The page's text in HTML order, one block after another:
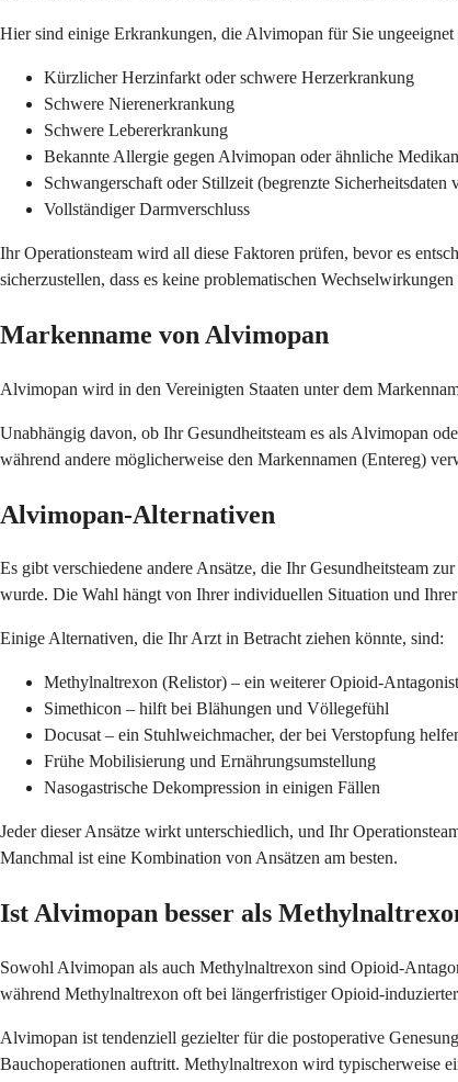
Hier sind einige Erkrankungen, die Alvimopan für Sie ungeeignet
Kürzlicher Herzinfarkt oder schwere Herzerkrankung
Schwere Nierenerkrankung
Schwere Lebererkrankung
Bekannte Allergie gegen Alvimopan oder ähnliche
Schwangerschaft oder Stillzeit (begrenzte Sicherheitsdaten
Vollständiger Darmverschluss
Ihr Operationsteam wird all diese Faktoren prüfen, bevor es
sicherzustellen, dass es keine problematischen Wechselwirkungen
Markenname von Alvimopan
Alvimopan wird in den Vereinigten Staaten unter dem
Unabhängig davon, ob Ihr Gesundheitsteam es als Alvimopan
während andere möglicherweise den Markennamen (Entereg)
Alvimopan-Alternativen
Es gibt verschiedene andere Ansätze, die Ihr Gesundheitsteam
wurde. Die Wahl hängt von Ihrer individuellen Situation und
Einige Alternativen, die Ihr Arzt in Betracht ziehen könnte, sind:
Methylnaltrexon (Relistor) – ein weiterer Opioid-
Simethicon – hilft bei Blähungen und Völlegefühl
Docusat – ein Stuhlweichmacher, der bei Verstopfung
Frühe Mobilisierung und Ernährungsumstellung
Nasogastrische Dekompression in einigen Fällen
Jeder dieser Ansätze wirkt unterschiedlich, und Ihr
Manchmal ist eine Kombination von Ansätzen am besten.
Ist Alvimopan besser als
Sowohl Alvimopan als auch Methylnaltrexon sind Opioid-
während Methylnaltrexon oft bei längerfristiger Opioid-
Alvimopan ist tendenziell gezielter für die postoperative
Bauchoperationen auftritt. Methylnaltrexon wird typischerweise